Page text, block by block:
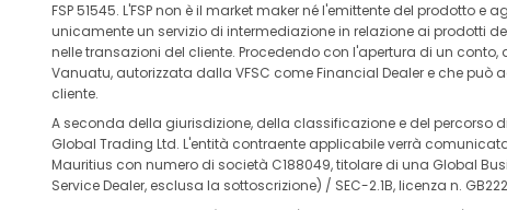
FSP 51545. L'FSP non è il market maker né l'emittente del prodotto
unicamente un servizio di intermediazione in relazione ai prodotti
nelle transazioni del cliente. Procedendo con l'apertura di un conto,
Vanuatu, autorizzata dalla VFSC come Financial Dealer e che
cliente.
A seconda della giurisdizione, della classificazione e del percorso
Global Trading Ltd. L'entità contraente applicabile verrà
Mauritius con numero di società C188049, titolare di una Global
Service Dealer, esclusa la sottoscrizione) / SEC-2.1B, licenza n.